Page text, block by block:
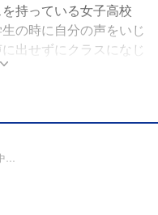
持っている女子高校
の時に自分の声をいじ
出せずにクラスになじ
には、もう一人まわり
（なるかみたつと）が
鳴上も自分と同じ「ぼ
校舎裏で歌う鳴上の姿
…